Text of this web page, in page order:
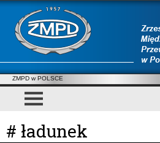
ZMPD w POLSCE
# ładunek